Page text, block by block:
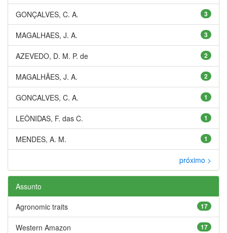
3
GONÇALVES, C. A.
3
MAGALHAES, J. A.
2
AZEVEDO, D. M. P. de
2
MAGALHÃES, J. A.
1
GONCALVES, C. A.
1
LEÔNIDAS, F. das C.
1
MENDES, A. M.
próximo >
Assunto
17
Agronomic traits
17
Western Amazon